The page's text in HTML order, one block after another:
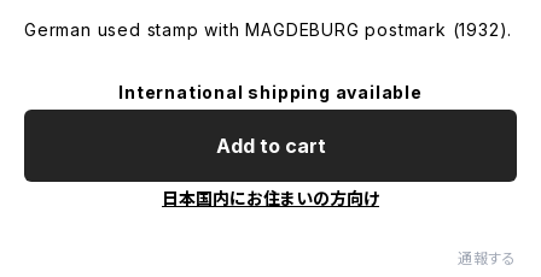
German used stamp with MAGDEBURG postmark (1932).
International shipping available
Add to cart
日本国内にお住まいの方向け
通報する